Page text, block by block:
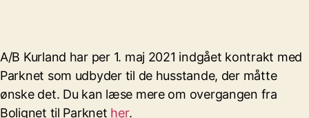
A/B Kurland har per 1. maj 2021 indgået kontrakt med
Parknet som udbyder til de husstande, der måtte
ønske det. Du kan læse mere om overgangen fra
Bolignet til Parknet her.